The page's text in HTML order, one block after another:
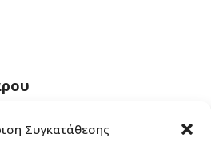
Συγκατάθεσης
Πάρος 84400